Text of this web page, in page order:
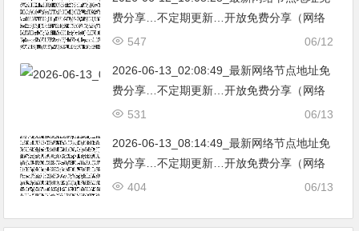
费分享…不定期更新…开放免费分享（网络
免费节点香港|日本|韩国|新加坡|台湾|马来西
06/12
547
2026-06-13_02:08:49_最新网络节点地址免
费分享…不定期更新…开放免费分享（网络
免费节点香港|日本|韩国|新加坡|台湾|马来西
06/13
531
2026-06-13_08:14:49_最新网络节点地址免
费分享…不定期更新…开放免费分享（网络
免费节点香港|日本|韩国|新加坡|台湾|马来西
06/13
404